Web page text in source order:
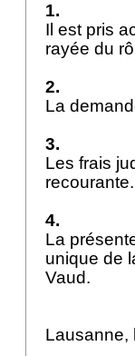
1.
Il est pris
rayée du
2.
La
3.
Les frais
recourante.
4.
La
unique de
Vaud.
Lausanne,